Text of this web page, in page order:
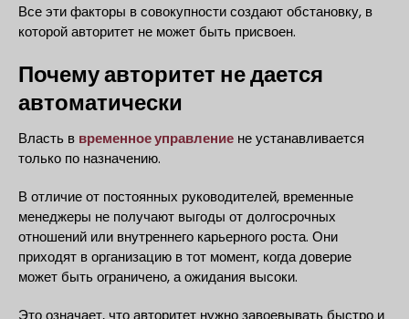
Все эти факторы в совокупности создают обстановку, в
которой авторитет не может быть присвоен.
Почему авторитет не дается
автоматически
Власть в временное управление не устанавливается
только по назначению.
В отличие от постоянных руководителей, временные
менеджеры не получают выгоды от долгосрочных
отношений или внутреннего карьерного роста. Они
приходят в организацию в тот момент, когда доверие
может быть ограничено, а ожидания высоки.
Это означает, что авторитет нужно завоевывать быстро и